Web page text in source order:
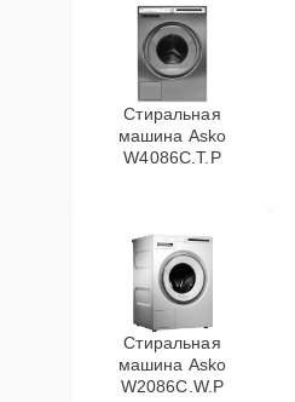
Стиральная
машина Asko
W4086C.T.P
Стиральная
машина Asko
W2086C.W.P